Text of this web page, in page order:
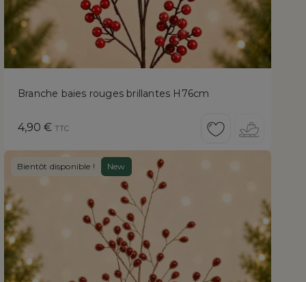
Branche baies rouges brillantes H76cm
Prix
4,90 € TTC
Bientôt disponible ! New